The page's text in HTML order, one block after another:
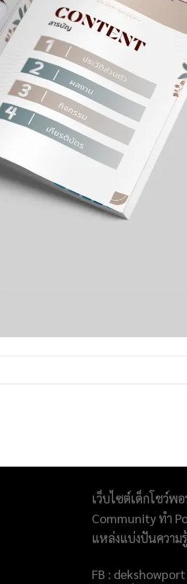
เว็บไซต์เด็กโชว์พ
Community ทำ
แหล่งแบ่งปันความ
FB :